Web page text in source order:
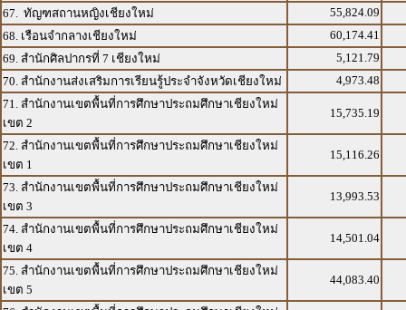
67. ทัญฑสถานหญิงเชียงใหม่
55,824.09
68. เรือนจำกลางเชียงใหม่
60,174.41
69. สำนักศิลปากรที่ 7 เชียงใหม่
5,121.79
70. สำนักงานส่งเสริมการเรียนรู้ประจำจังหวัดเชียงใหม่
4,973.48
71. สำนักงานเขตพื้นที่การศึกษาประถมศึกษาเชียงใหม่
เขต 2
15,735.19
72. สำนักงานเขตพื้นที่การศึกษาประถมศึกษาเชียงใหม่
เขต 1
15,116.26
73. สำนักงานเขตพื้นที่การศึกษาประถมศึกษาเชียงใหม่
เขต 3
13,993.53
74. สำนักงานเขตพื้นที่การศึกษาประถมศึกษาเชียงใหม่
เขต 4
14,501.04
75. สำนักงานเขตพื้นที่การศึกษาประถมศึกษาเชียงใหม่
เขต 5
44,083.40